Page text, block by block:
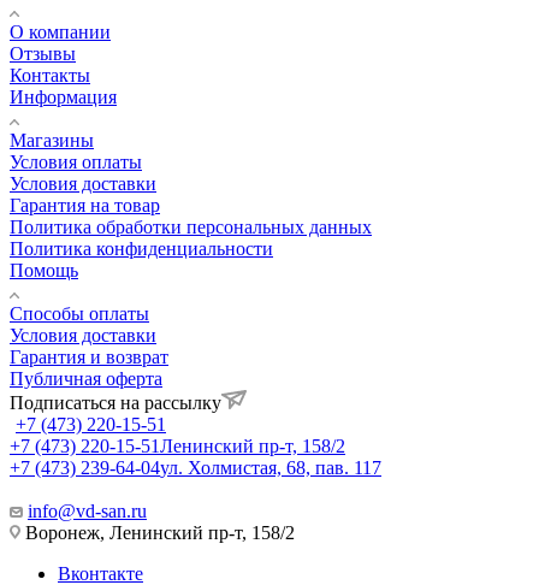
О компании
Отзывы
Контакты
Информация
Магазины
Условия оплаты
Условия доставки
Гарантия на товар
Политика обработки персональных данных
Политика конфиденциальности
Помощь
Способы оплаты
Условия доставки
Гарантия и возврат
Публичная оферта
Подписаться на рассылку
+7 (473) 220-15-51
+7 (473) 220-15-51Ленинский пр-т, 158/2
+7 (473) 239-64-04ул. Холмистая, 68, пав. 117
info@vd-san.ru
Воронеж, Ленинский пр-т, 158/2
Вконтакте